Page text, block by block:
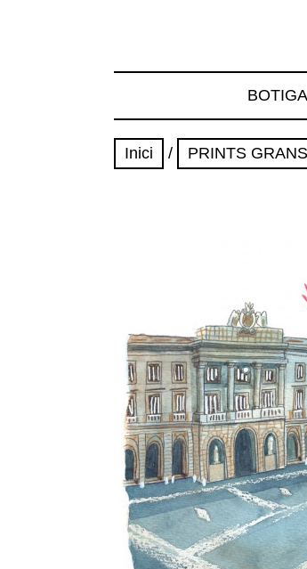
BOTIGA
Inici / PRINTS GRANS